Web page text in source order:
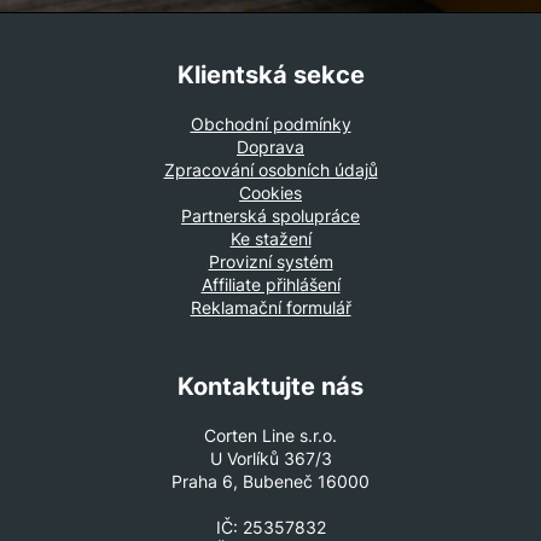
Kontaktujte nás
Corten Line s.r.o.
U Vorlíků 367/3
Praha 6, Bubeneč 16000
IČ: 25357832
Klientská sekce
Obchodní podmínky
Doprava
Zpracování osobních údajů
Cookies
Partnerská spolupráce
Ke stažení
Provizní systém
Affiliate přihlášení
Reklamační formulář